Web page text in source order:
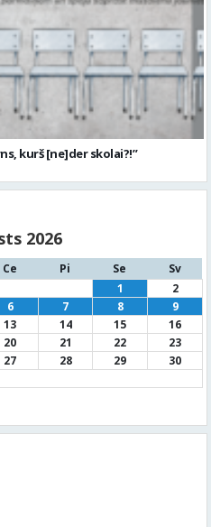
kurš [ne]der skolai?!”
2026
Ce Pi Se
Sv
1
2
6 7 8
9
13 14 15
16
20 21 22
23
27 28 29
30